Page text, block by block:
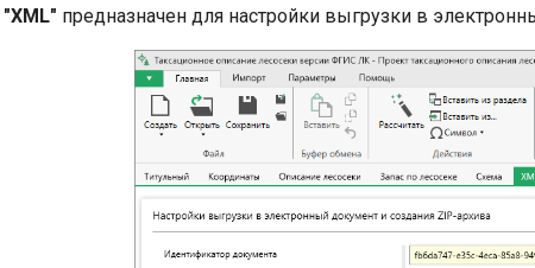
"XML" предназначен для настройки выгрузки в